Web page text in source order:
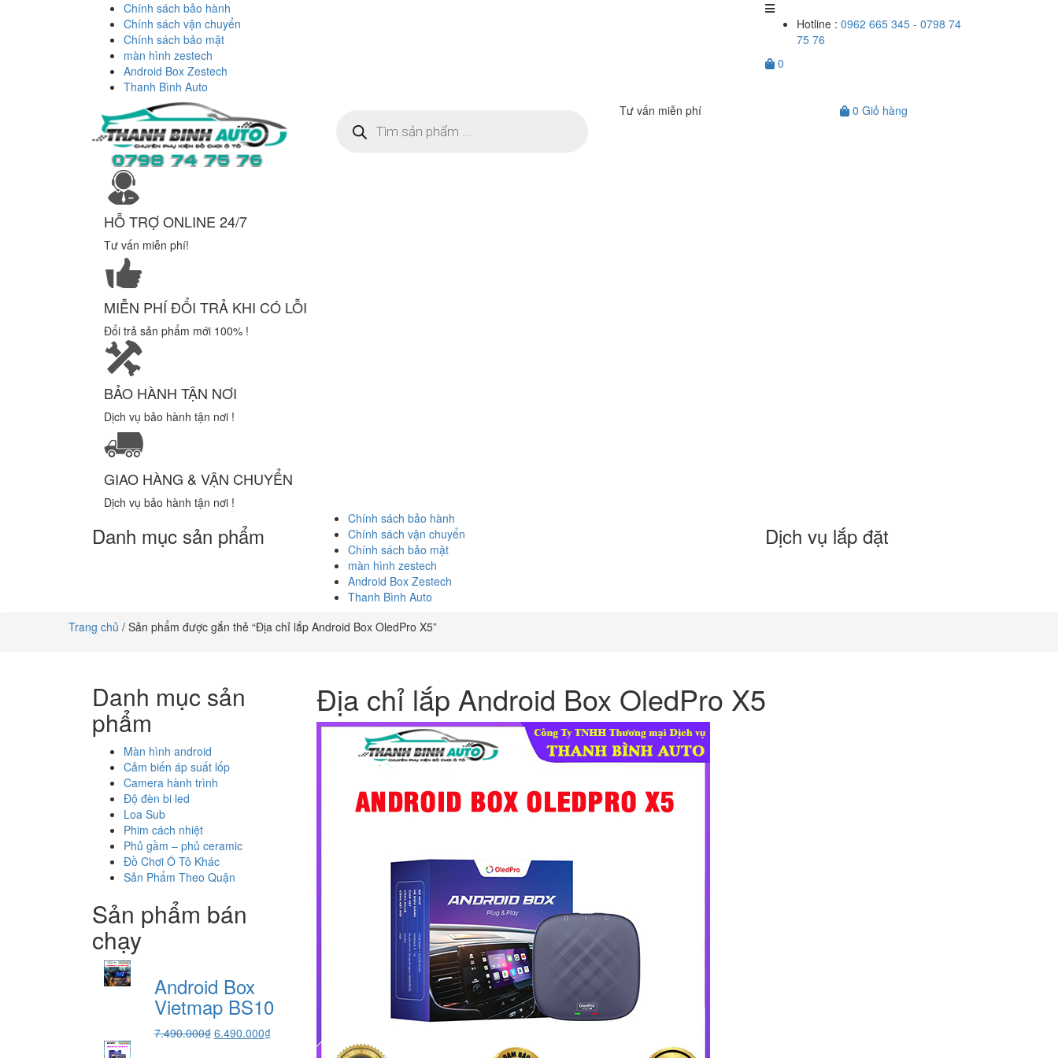
Chính sách bảo hành
Chính sách vận chuyển
Chính sách bảo mật
màn hình zestech
Android Box Zestech
Thanh Bình Auto
Hotline : 0962 665 345 - 0798 74
75 76
0
kiếm
sản
Tư vấn miễn phí 0 Giỏ hàng
HỖ TRỢ ONLINE 24/7
Tư vấn miễn phí!
MIỄN PHÍ ĐỔI TRẢ KHI CÓ LỖI
Đổi trả sản phẩm mới 100% !
BẢO HÀNH TẬN NƠI
Dịch vụ bảo hành tận nơi !
GIAO HÀNG & VẬN CHUYỂN
Dịch vụ bảo hành tận nơi !
Danh mục sản phẩm
Chính sách bảo hành
Chính sách vận chuyển
Chính sách bảo mật
màn hình zestech
Android Box Zestech
Thanh Bình Auto
Dịch vụ lắp đặt
Trang chủ / Sản phẩm được gắn thẻ “Địa chỉ lắp Android Box OledPro X5”
Danh mục sản
phẩm
Màn hình android
Cảm biến áp suất lốp
Camera hành trình
Độ đèn bi led
Loa Sub
Phim cách nhiệt
Phủ gầm – phủ ceramic
Đồ Chơi Ô Tô Khác
Sản Phẩm Theo Quận
Sản phẩm bán
chạy
Android Box
Vietmap BS10
7.490.000₫ Giá
6.490.000₫Giá
Địa chỉ lắp Android Box OledPro X5